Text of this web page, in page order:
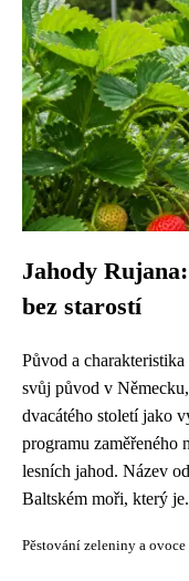
Jahody
bez starostí
Původ a
svůj původ v
dvacátého století jako
programu zaměřeného
lesních jahod. Název
Baltském moři, který
Pěstování zeleniny a ovoce